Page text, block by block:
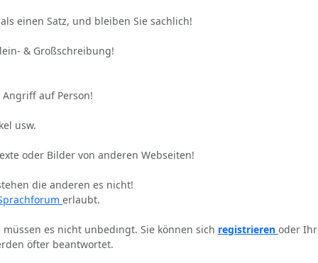
einen Satz, und bleiben Sie sachlich!
& Großschreibung!
auf Person!
usw.
oder Bilder von anderen Webseiten!
die anderen es nicht!
erlaubt.
müssen es nicht unbedingt. Sie können sich registrieren oder
öfter beantwortet.